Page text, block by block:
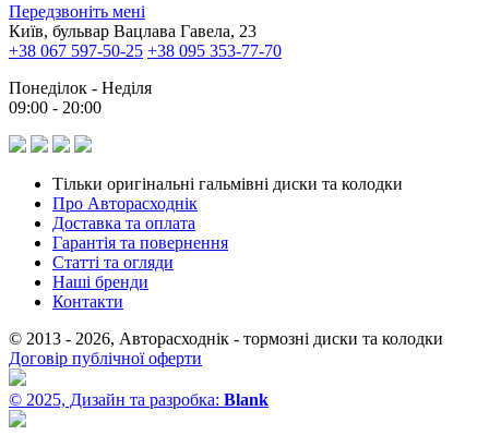
Передзвоніть мені
Київ, бульвар Вацлава Гавела, 23
+38 067 597-50-25 +38 095 353-77-70
Понеділок - Неділя
09:00 - 20:00
Тільки оригінальні гальмівні диски та колодки
Про Авторасходнік
Доставка та оплата
Гарантія та повернення
Статті та огляди
Наші бренди
Контакти
© 2013 - 2026, Авторасходнік - тормозні диски та колодки
Договір публічної оферти
© 2025, Дизайн та разробка: Blank